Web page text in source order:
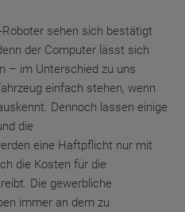
sehen sich bestätigt
der Computer lässt sich
– im Unterschied zu uns
einfach stehen, wenn
Dennoch lassen einige
die
eine Haftpflicht nur mit
die Kosten für die
Die gewerbliche
immer an dem zu